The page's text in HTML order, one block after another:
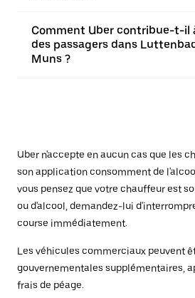
Comment Uber contribue-t-il
des passagers dans
Muns ?
Uber n'accepte en aucun cas que les
son application consomment de
vous pensez que votre chauffeur est
ou d'alcool, demandez-lui
course immédiatement.
Les véhicules commerciaux peuvent
gouvernementales supplémentaires,
frais de péage.